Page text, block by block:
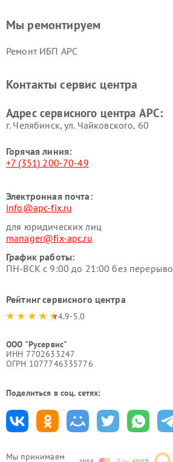
Мы принимаем
Мы ремонтируем
Ремонт ИБП APC
Контакты сервис центра
Адрес сервисного центра APC:
г. Челябинск, ул. Чайковского, 60
Горячая линия:
+7 (351) 200-70-49
Электронная почта:
info@apc-fix.ru
для юридических лиц
manager@fix-apc.ru
График работы:
ПН-ВСК с 9:00 до 21:00 без
Рейтинг сервисного центра
4.9-5.0
ООО "Русервис"
ИНН 7702633247
ОГРН 1077746335776
Поделиться в соц. сетях: